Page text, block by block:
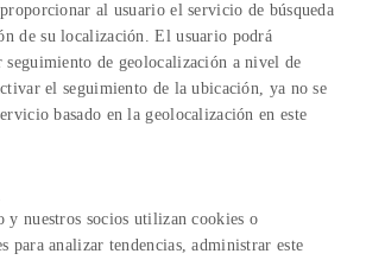
al usuario el servicio de búsqueda
de su localización. El usuario podrá
seguimiento de geolocalización a nivel de
el seguimiento de la ubicación, ya no se
basado en la geolocalización en este
y nuestros socios utilizan cookies o
para analizar tendencias, administrar este